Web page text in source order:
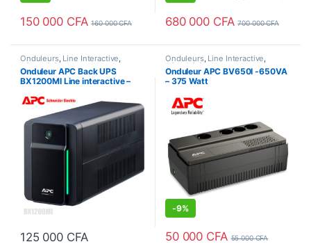
150 000 CFA 160 000CFA 680 000 CFA 700 000CFA
Onduleurs, Line Interactive,
Sécurité équipements
Onduleur APC Back UPS
BX1200MI Line interactive –
125 000 CFA
Onduleurs, Line Interactive,
Sécurité équipements
Onduleur APC BV650I -650VA
– 375 Watt
-9%
50 000 CFA 55 000CFA